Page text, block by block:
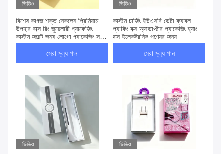
ভিডিও
বিশেষ কাগজ শক্ত নেকলেস প্রিমিয়াম
উপহার বাক্স রিং জুয়েলারী প্যাকেজিং
কাস্টম জয়েন্ট জন্য লোগো প্যাকেজিং সঙ্গে
বাক্স
সেরা মূল্য পান
ভিডিও
কাস্টম চার্জিং ইউএসবি ডেটা ক্যাবল
প্যাকিং বক্স অ্যাডাপ্টার প্যাকেজিং হ্যাং
বক্স ইলেকট্রনিক পণ্যের জন্য
সেরা মূল্য পান
ভিডিও ভিডিও